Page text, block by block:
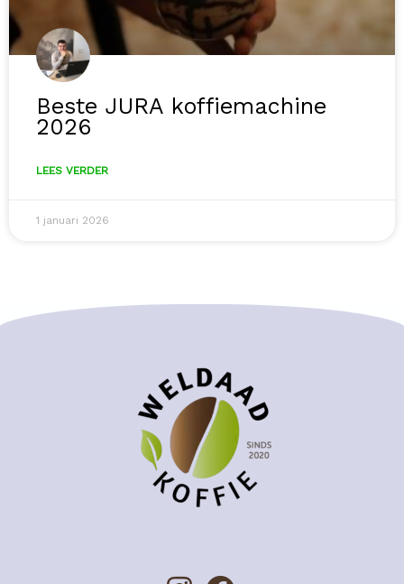
Beste JURA koffiemachine
2026
LEES VERDER
1 januari 2026